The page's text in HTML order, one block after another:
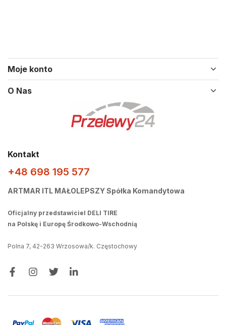
Moje konto
O Nas
Kontakt
+48 698 195 577
ARTMAR ITL MAŁOLEPSZY Spółka Komandytowa
Oficjalny przedstawiciel DELI TIRE
na Polskę i Europę Środkowo-Wschodnią
Polna 7, 42-263 Wrzosowa/k. Częstochowy